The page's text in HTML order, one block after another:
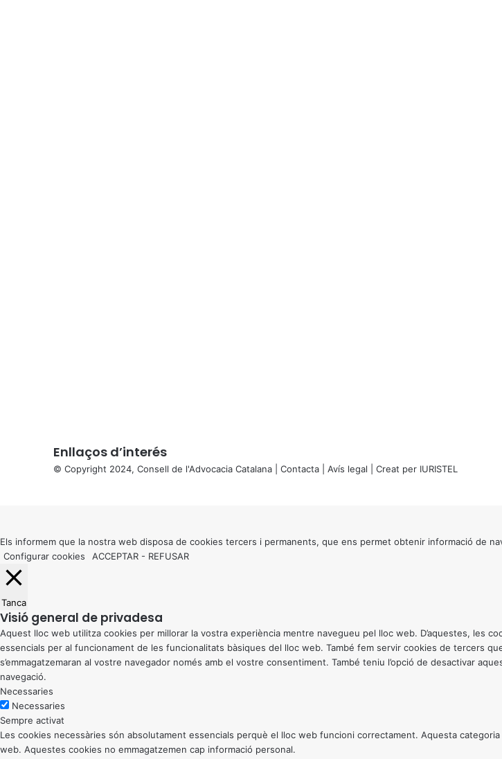
Enllaços d’interés
© Copyright 2024, Consell de l'Advocacia Catalana | Contacta Avís legal | Creat per IURISTEL
button
Els informem que la nostra web disposa de cookies tercers i permanents, que ens permet obtenir informació de
Configurar cookies
ACCEPTAR - REFUSAR
Tanca
Visió general de privadesa
Aquest lloc web utilitza cookies per millorar la vostra experiència mentre navegueu pel lloc web. D’aquestes, les
essencials per al funcionament de les funcionalitats bàsiques del lloc web. També fem servir cookies de tercers
s’emmagatzemaran al vostre navegador només amb el vostre consentiment. També teniu l’opció de desactivar
navegació.
Necessaries
Necessaries
Sempre activat
Les cookies necessàries són absolutament essencials perquè el lloc web funcioni correctament. Aquesta
web. Aquestes cookies no emmagatzemen cap informació personal.